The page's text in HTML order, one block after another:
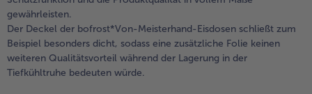
gewährleisten.
Der Deckel der bofrost*Von-Meisterhand-Eisdosen schließt zum
Beispiel besonders dicht, sodass eine zusätzliche Folie keinen
weiteren Qualitätsvorteil während der Lagerung in der
Tiefkühltruhe bedeuten würde.